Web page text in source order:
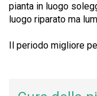
pianta in luogo
luogo riparato ma
Il periodo migliore